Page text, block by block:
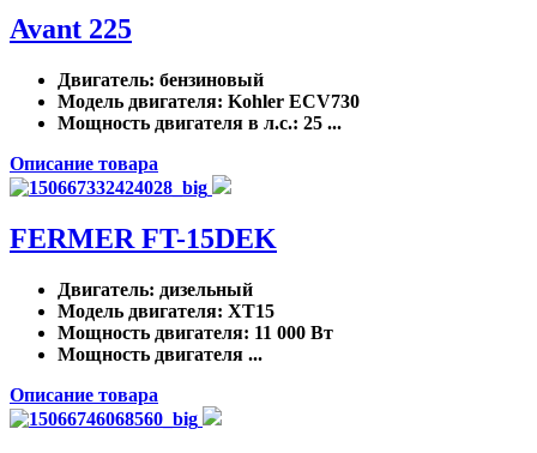
Avant 225
Двигатель: бензиновый
Модель двигателя: Kohler ECV730
Мощность двигателя в л.с.: 25 ...
Описание товара
FERMER FT-15DEK
Двигатель: дизельный
Модель двигателя: XT15
Мощность двигателя: 11 000 Вт
Мощность двигателя ...
Описание товара